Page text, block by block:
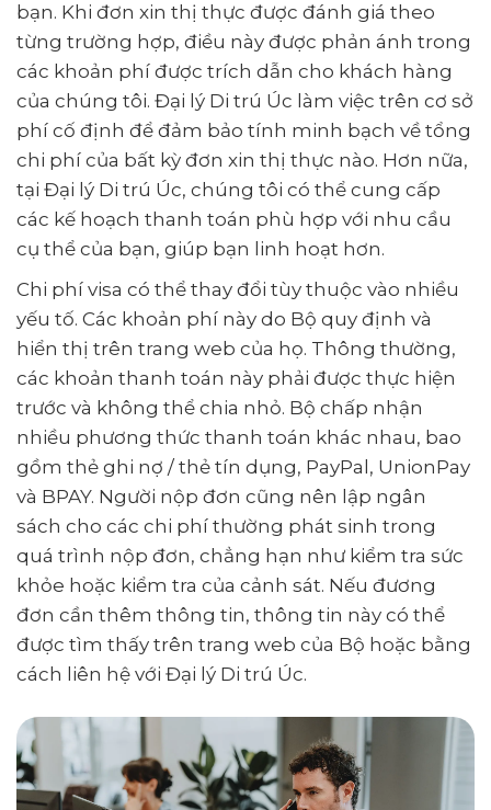
bạn. Khi đơn xin thị thực được đánh giá theo
từng trường hợp, điều này được phản ánh trong
các khoản phí được trích dẫn cho khách hàng
của chúng tôi. Đại lý Di trú Úc làm việc trên cơ sở
phí cố định để đảm bảo tính minh bạch về tổng
chi phí của bất kỳ đơn xin thị thực nào. Hơn nữa,
tại Đại lý Di trú Úc, chúng tôi có thể cung cấp
các kế hoạch thanh toán phù hợp với nhu cầu
cụ thể của bạn, giúp bạn linh hoạt hơn.
Chi phí visa có thể thay đổi tùy thuộc vào nhiều
yếu tố. Các khoản phí này do Bộ quy định và
hiển thị trên trang web của họ. Thông thường,
các khoản thanh toán này phải được thực hiện
trước và không thể chia nhỏ. Bộ chấp nhận
nhiều phương thức thanh toán khác nhau, bao
gồm thẻ ghi nợ / thẻ tín dụng, PayPal, UnionPay
và BPAY. Người nộp đơn cũng nên lập ngân
sách cho các chi phí thường phát sinh trong
quá trình nộp đơn, chẳng hạn như kiểm tra sức
khỏe hoặc kiểm tra của cảnh sát. Nếu đương
đơn cần thêm thông tin, thông tin này có thể
được tìm thấy trên trang web của Bộ hoặc bằng
cách liên hệ với Đại lý Di trú Úc.